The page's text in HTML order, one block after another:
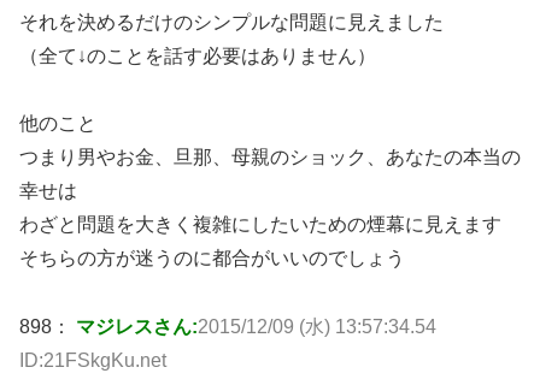
それを決めるだけのシンプルな問題に見えました
（全て↓のことを話す必要はありません）
他のこと
つまり男やお金、旦那、母親のショック、あなたの本当の
幸せは
わざと問題を大きく複雑にしたいための煙幕に見えます
そちらの方が迷うのに都合がいいのでしょう
898： マジレスさん:2015/12/09 (水) 13:57:34.54
ID:21FSkgKu.net